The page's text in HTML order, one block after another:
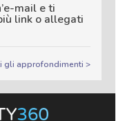
mail e ti
link o allegati
gli approfondimenti >